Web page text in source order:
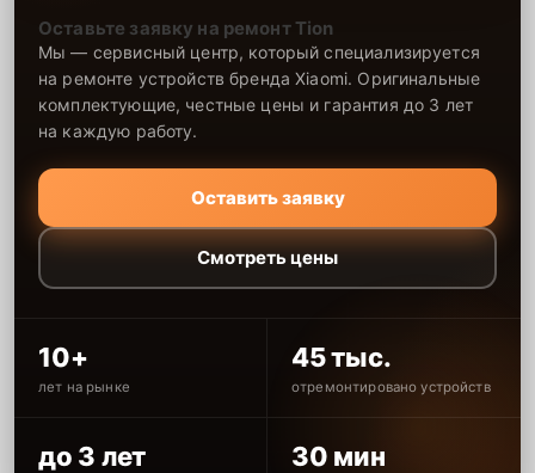
Оставьте заявку на ремонт Tion
Мы — сервисный центр, который специализируется
на ремонте устройств бренда Xiaomi. Оригинальные
комплектующие, честные цены и гарантия до 3 лет
на каждую работу.
Оставить заявку
Смотреть цены
10+
лет на рынке
45 тыс.
отремонтировано устройств
до 3 лет 30 мин